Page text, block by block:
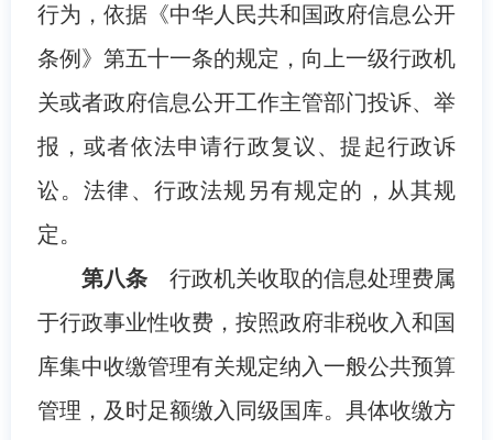
行为，依据《中华人民共和国政府信息公开
条例》第五十一条的规定，向上一级行政机
关或者政府信息公开工作主管部门投诉、举
报，或者依法申请行政复议、提起行政诉
讼。法律、行政法规另有规定的，从其规
定。
第八条行政机关收取的信息处理费属
于行政事业性收费，按照政府非税收入和国
库集中收缴管理有关规定纳入一般公共预算
管理，及时足额缴入同级国库。具体收缴方